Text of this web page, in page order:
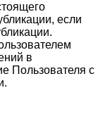
если
в
Пользователя с